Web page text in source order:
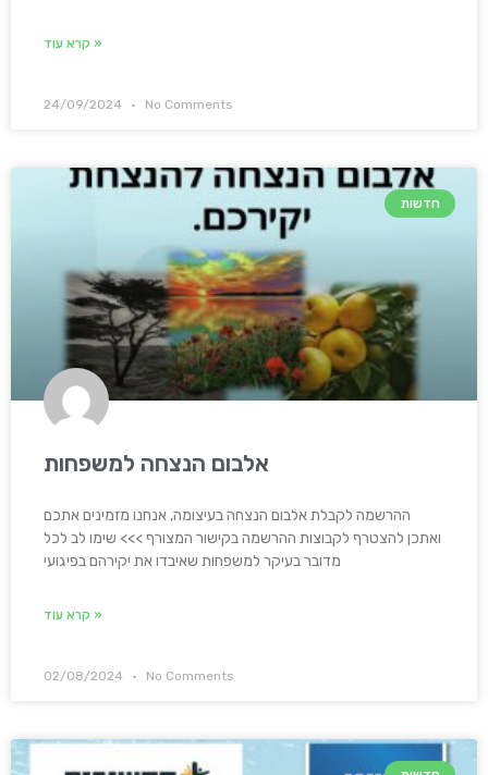
קרא עוד »
24/09/2024 No Comments
חדשות
אלבום הנצחה למשפחות
ההרשמה לקבלת אלבום הנצחה בעיצומה, אנחנו מזמינים אתכם
ואתכן להצטרף לקבוצות ההרשמה בקישור המצורף >>> שימו לב לכל
מדובר בעיקר למשפחות שאיבדו את יקירהם בפיגועי
קרא עוד »
02/08/2024 No Comments